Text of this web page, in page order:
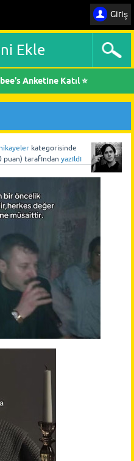
Giriş
Ekle
Anketine Katıl ⭐
kategorisinde
puan) tarafından yazıldı